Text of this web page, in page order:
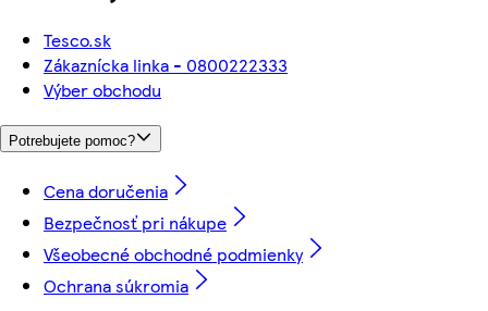
Tesco.sk
Zákaznícka linka - 0800222333
Výber obchodu
Potrebujete pomoc?
Cena doručenia
Bezpečnosť pri nákupe
Všeobecné obchodné podmienky
Ochrana súkromia